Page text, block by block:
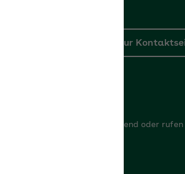
Zur
wir antworten umgehend oder rufen